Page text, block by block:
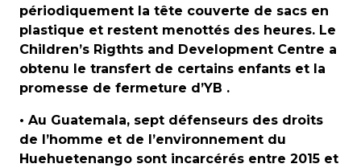
périodiquement la tête couverte de sacs en
plastique et restent menottés des heures. Le
Children’s Rigthts and Development Centre a
obtenu le transfert de certains enfants et la
promesse de fermeture d’YB .
• Au Guatemala, sept défenseurs des droits
de l’homme et de l’environnement du
Huehuetenango sont incarcérés entre 2015 et